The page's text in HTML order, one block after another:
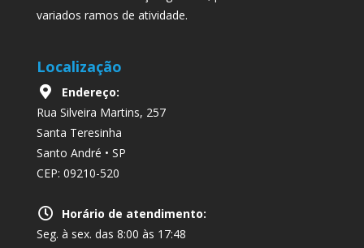
variados ramos de atividade.
Localização
Endereço:
Rua Silveira Martins, 257
Santa Teresinha
Santo André • SP
CEP: 09210-520
Horário de atendimento:
Seg. à sex. das 8:00 às 17:48